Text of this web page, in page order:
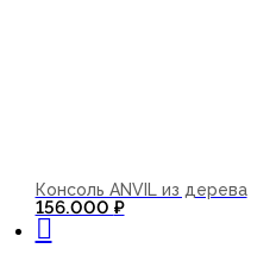
Консоль ANVIL из дерева
156.000 ₽